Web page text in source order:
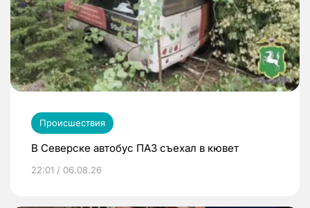
Происшествия
В Северске автобус ПАЗ съехал в кювет
22:01 / 06.08.26